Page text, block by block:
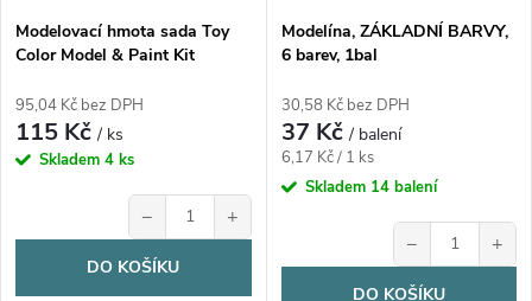
o
d
u
o
d
u
k
Modelovací hmota sada Toy
Color Model & Paint Kit
95,04 Kč bez DPH
115 Kč/ ks
Skladem 4 ks
− +
DO KOŠÍKU
Modelína, ZÁKLADNÍ BARVY,
6 barev, 1bal
30,58 Kč bez DPH
37 Kč/ balení
Měrná
cena:
6,17 Kč / 1 ks
Skladem 14 balení
− +
DO KOŠÍKU